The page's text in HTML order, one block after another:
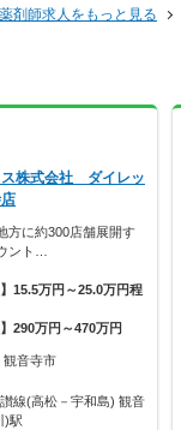
剤師求人をもっと見る
ス株式会社 ダイレッ
方に約300店舗展開す
ント…
】15.5万円～25.0万円程
】290万円～470万円
観音寺市
讃線(高松－宇和島) 観音
)駅